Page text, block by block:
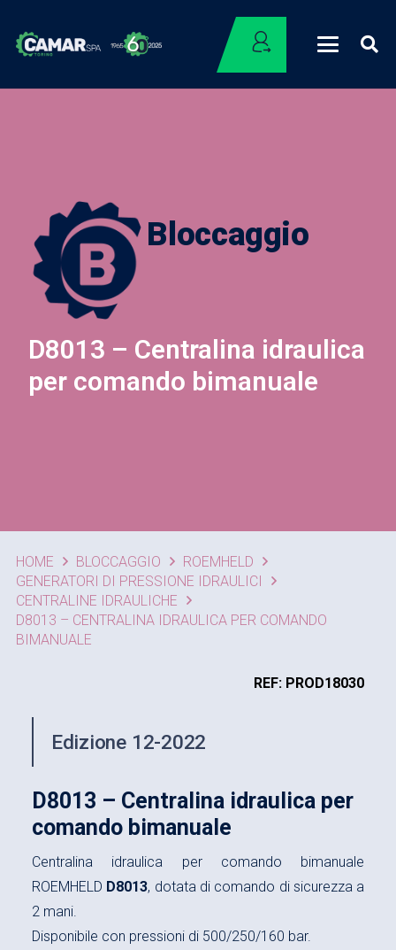
Bloccaggio
D8013 – Centralina idraulica
per comando bimanuale
HOME BLOCCAGGIO
ROEMHELD
GENERATORI DI PRESSIONE IDRAULICI
CENTRALINE IDRAULICHE
D8013 – CENTRALINA IDRAULICA PER COMANDO
BIMANUALE
Edizione 12-2022
REF: PROD18030
D8013 – Centralina idraulica per
comando bimanuale
Centralina idraulica per comando bimanuale
ROEMHELD D8013, dotata di comando di sicurezza a
2 mani.
Disponibile con pressioni di 500/250/160 bar.